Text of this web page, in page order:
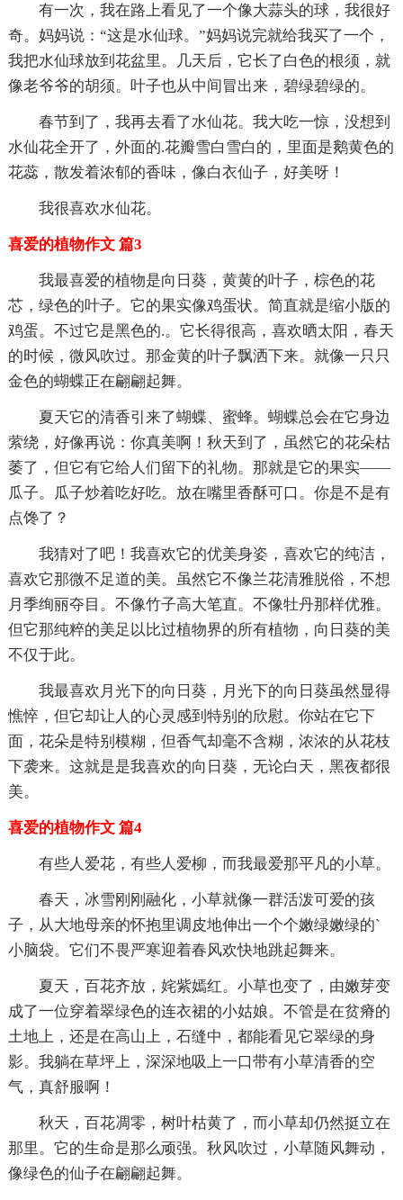
有一次，我在路上看见了一个像大蒜头的球，我很好
奇。妈妈说：“这是水仙球。”妈妈说完就给我买了一个，
我把水仙球放到花盆里。几天后，它长了白色的根须，就
像老爷爷的胡须。叶子也从中间冒出来，碧绿碧绿的。
春节到了，我再去看了水仙花。我大吃一惊，没想到
水仙花全开了，外面的.花瓣雪白雪白的，里面是鹅黄色的
花蕊，散发着浓郁的香味，像白衣仙子，好美呀！
我很喜欢水仙花。
喜爱的植物作文 篇3
我最喜爱的植物是向日葵，黄黄的叶子，棕色的花
芯，绿色的叶子。它的果实像鸡蛋状。简直就是缩小版的
鸡蛋。不过它是黑色的.。它长得很高，喜欢晒太阳，春天
的时候，微风吹过。那金黄的叶子飘洒下来。就像一只只
金色的蝴蝶正在翩翩起舞。
夏天它的清香引来了蝴蝶、蜜蜂。蝴蝶总会在它身边
萦绕，好像再说：你真美啊！秋天到了，虽然它的花朵枯
萎了，但它有它给人们留下的礼物。那就是它的果实——
瓜子。瓜子炒着吃好吃。放在嘴里香酥可口。你是不是有
点馋了？
我猜对了吧！我喜欢它的优美身姿，喜欢它的纯洁，
喜欢它那微不足道的美。虽然它不像兰花清雅脱俗，不想
月季绚丽夺目。不像竹子高大笔直。不像牡丹那样优雅。
但它那纯粹的美足以比过植物界的所有植物，向日葵的美
不仅于此。
我最喜欢月光下的向日葵，月光下的向日葵虽然显得
憔悴，但它却让人的心灵感到特别的欣慰。你站在它下
面，花朵是特别模糊，但香气却毫不含糊，浓浓的从花枝
下袭来。这就是是我喜欢的向日葵，无论白天，黑夜都很
美。
喜爱的植物作文 篇4
有些人爱花，有些人爱柳，而我最爱那平凡的小草。
春天，冰雪刚刚融化，小草就像一群活泼可爱的孩
子，从大地母亲的怀抱里调皮地伸出一个个嫩绿嫩绿的`
小脑袋。它们不畏严寒迎着春风欢快地跳起舞来。
夏天，百花齐放，姹紫嫣红。小草也变了，由嫩芽变
成了一位穿着翠绿色的连衣裙的小姑娘。不管是在贫瘠的
土地上，还是在高山上，石缝中，都能看见它翠绿的身
影。我躺在草坪上，深深地吸上一口带有小草清香的空
气，真舒服啊！
秋天，百花凋零，树叶枯黄了，而小草却仍然挺立在
那里。它的生命是那么顽强。秋风吹过，小草随风舞动，
像绿色的仙子在翩翩起舞。